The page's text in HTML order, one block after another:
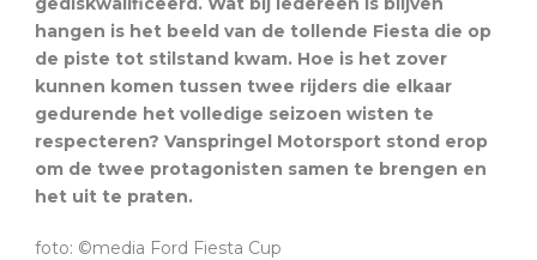
hangen is het beeld van de tollende Fiesta die op
de piste tot stilstand kwam. Hoe is het zover
kunnen komen tussen twee rijders die elkaar
gedurende het volledige seizoen wisten te
respecteren? Vanspringel Motorsport stond erop
om de twee protagonisten samen te brengen en
het uit te praten.
foto: ©media Ford Fiesta Cup